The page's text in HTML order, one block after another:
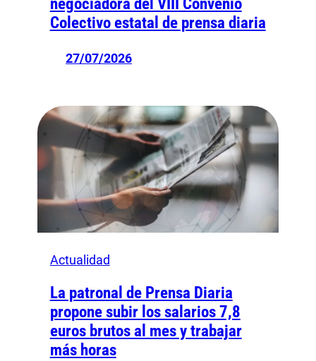
negociadora del VIII Convenio
Colectivo estatal de prensa diaria
27/07/2026
Actualidad
La patronal de Prensa Diaria
propone subir los salarios 7,8
euros brutos al mes y trabajar
más horas